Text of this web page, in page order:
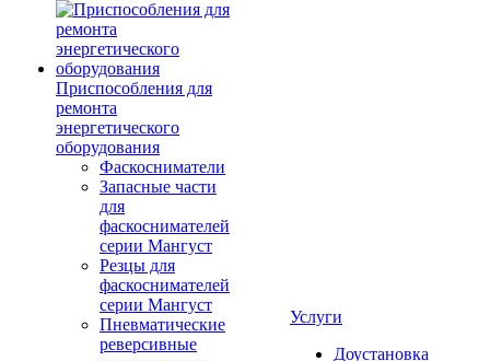
Приспособления для
ремонта
энергетического
оборудования
Фаскосниматели
Запасные части
для
фаскоснимателей
серии Мангуст
Резцы для
фаскоснимателей
серии Мангуст
Пневматические
реверсивные
Услуги
Доустановка